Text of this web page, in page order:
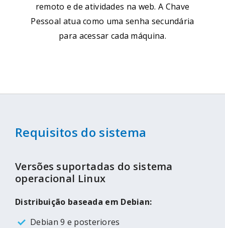
remoto e de atividades na web. A Chave
Pessoal atua como uma senha secundária
para acessar cada máquina.
Requisitos do sistema
Versões suportadas do sistema
operacional Linux
Distribuição baseada em Debian:
Debian 9 e posteriores